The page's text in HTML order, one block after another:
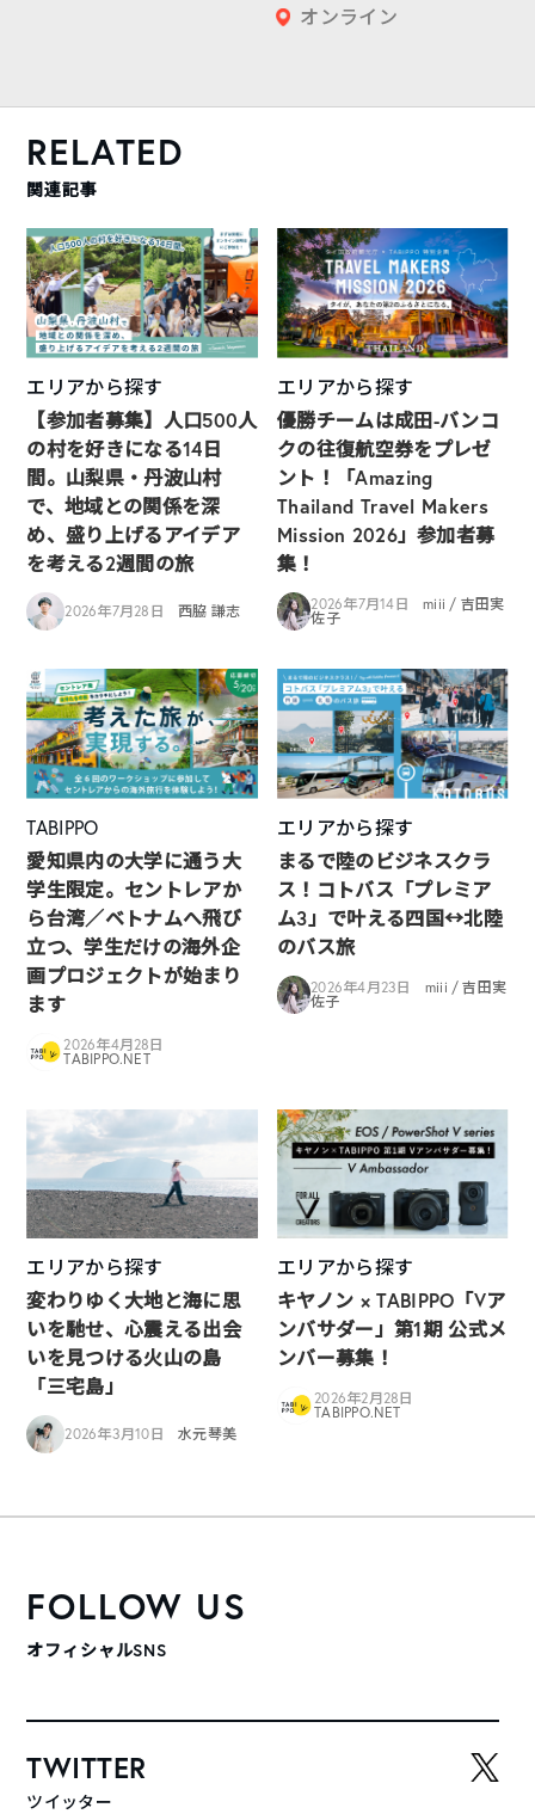
オンライン
RELATED
関連記事
エリアから探す
【参加者募集】人口500人
の村を好きになる14日
間。山梨県・丹波山村
で、地域との関係を深
め、盛り上げるアイデア
を考える2週間の旅
2026年7月28日 西脇 謙志
エリアから探す
優勝チームは成田-バンコ
クの往復航空券をプレゼ
ント！「Amazing
Thailand Travel Makers
Mission 2026」参加者募
集！
2026年7月14日
miii / 吉田実
佐子
TABIPPO
愛知県内の大学に通う大
学生限定。セントレアか
ら台湾／ベトナムへ飛び
立つ、学生だけの海外企
画プロジェクトが始まり
ます
2026年4月28日
TABIPPO.NET
エリアから探す
まるで陸のビジネスクラ
ス！コトバス「プレミア
ム3」で叶える四国↔︎北陸
のバス旅
2026年4月23日
miii / 吉田実
佐子
エリアから探す
変わりゆく大地と海に思
いを馳せ、心震える出会
いを見つける火山の島
「三宅島」
2026年3月10日 水元琴美
エリアから探す
キヤノン × TABIPPO「Vア
ンバサダー」第1期 公式メ
ンバー募集！
2026年2月28日
TABIPPO.NET
FOLLOW US
オフィシャルSNS
TWITTER
ツイッター